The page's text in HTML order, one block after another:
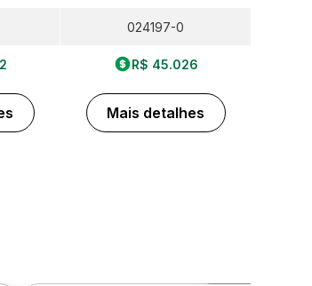
024197-0
R$ 45.026
Mais detalhes